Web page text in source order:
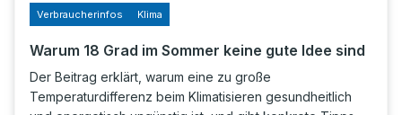
Verbraucherinfos Klima
Warum 18 Grad im Sommer keine gute Idee sind
Der Beitrag erklärt, warum eine zu große
Temperaturdifferenz beim Klimatisieren gesundheitlich